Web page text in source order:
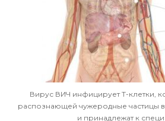
Вирус ВИЧ инфицирует Т-клетки,
распознающей чужеродные частицы
и принадлежат к